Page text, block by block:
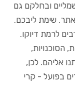
ובחלקם גם
שימת ליבכם.
לרמת דיוקו.
הסוכנויות,
אליהם. לכן,
בפועל - קרי